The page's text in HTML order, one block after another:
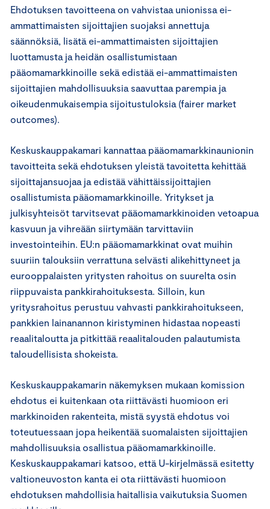
Ehdotuksen tavoitteena on vahvistaa unionissa ei-
ammattimaisten sijoittajien suojaksi annettuja
säännöksiä, lisätä ei-ammattimaisten sijoittajien
luottamusta ja heidän osallistumistaan
pääomamarkkinoille sekä edistää ei-ammattimaisten
sijoittajien mahdollisuuksia saavuttaa parempia ja
oikeudenmukaisempia sijoitustuloksia (fairer market
outcomes).
Keskuskauppakamari kannattaa pääomamarkkinaunionin
tavoitteita sekä ehdotuksen yleistä tavoitetta kehittää
sijoittajansuojaa ja edistää vähittäissijoittajien
osallistumista pääomamarkkinoille. Yritykset ja
julkisyhteisöt tarvitsevat pääomamarkkinoiden vetoapua
kasvuun ja vihreään siirtymään tarvittaviin
investointeihin. EU:n pääomamarkkinat ovat muihin
suuriin talouksiin verrattuna selvästi alikehittyneet ja
eurooppalaisten yritysten rahoitus on suurelta osin
riippuvaista pankkirahoituksesta. Silloin, kun
yritysrahoitus perustuu vahvasti pankkirahoitukseen,
pankkien lainanannon kiristyminen hidastaa nopeasti
reaalitaloutta ja pitkittää reaalitalouden palautumista
taloudellisista shokeista.
Keskuskauppakamarin näkemyksen mukaan komission
ehdotus ei kuitenkaan ota riittävästi huomioon eri
markkinoiden rakenteita, mistä syystä ehdotus voi
toteutuessaan jopa heikentää suomalaisten sijoittajien
mahdollisuuksia osallistua pääomamarkkinoille.
Keskuskauppakamari katsoo, että U-kirjelmässä esitetty
valtioneuvoston kanta ei ota riittävästi huomioon
ehdotuksen mahdollisia haitallisia vaikutuksia Suomen